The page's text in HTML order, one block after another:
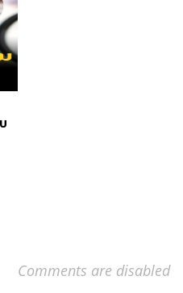
Comments are disabled